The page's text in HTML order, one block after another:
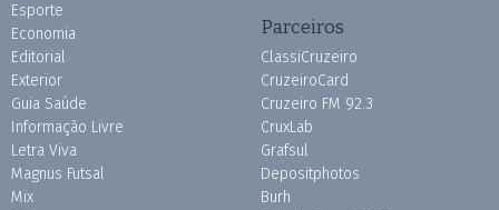
Esporte
Economia
Editorial
Exterior
Guia Saúde
Informação Livre
Letra Viva
Magnus Futsal
Mix
Parceiros
ClassiCruzeiro
CruzeiroCard
Cruzeiro FM 92.3
CruxLab
Grafsul
Depositphotos
Burh